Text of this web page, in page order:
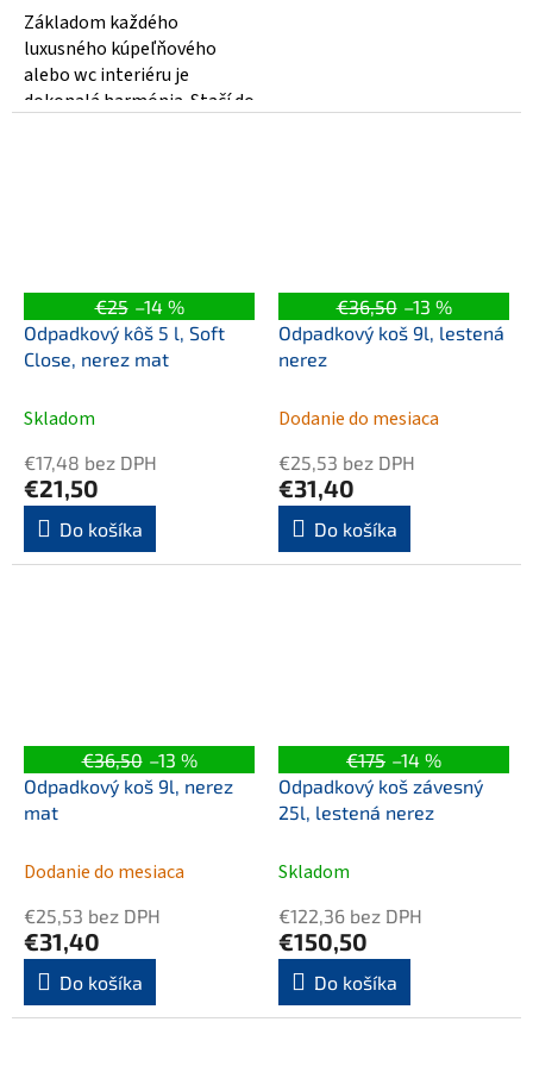
Základom každého
luxusného kúpeľňového
alebo wc interiéru je
dokonalá harmónia. Stačí do
€25 –14 %
Odpadkový kôš 5 l, Soft
Close, nerez mat
Skladom
€17,48 bez DPH
€21,50
Do košíka
€36,50 –13 %
Odpadkový koš 9l, lestená
nerez
Dodanie do mesiaca
€25,53 bez DPH
€31,40
Do košíka
€36,50 –13 %
Odpadkový koš 9l, nerez
mat
Dodanie do mesiaca
€25,53 bez DPH
€31,40
Do košíka
€175 –14 %
Odpadkový koš závesný
25l, lestená nerez
Skladom
€122,36 bez DPH
€150,50
Do košíka